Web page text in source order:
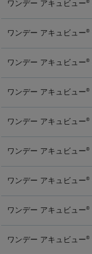
ワンデー アキュビュー®
ワンデー アキュビュー®
ワンデー アキュビュー®
ワンデー アキュビュー®
ワンデー アキュビュー®
ワンデー アキュビュー®
ワンデー アキュビュー®
ワンデー アキュビュー®
ワンデー アキュビュー®